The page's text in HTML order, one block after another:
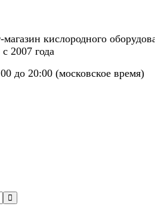
кислородного
2007 года
до 20:00 (московское время)